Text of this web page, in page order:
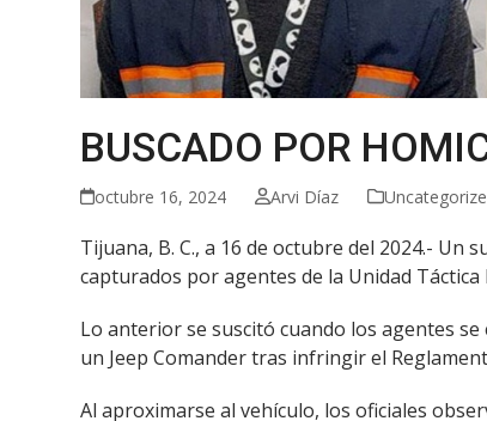
BUSCADO POR
octubre 16, 2024 Arvi Díaz
Tijuana, B. C., a 16 de octubre del 2024.-
capturados por agentes de la Unidad Táctica
Lo anterior se suscitó cuando los agentes
un Jeep Comander tras infringir el
Al aproximarse al vehículo, los oficiales